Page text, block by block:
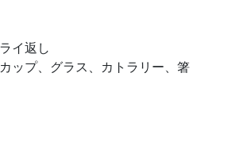
イ返し
ップ、グラス、カトラリー、箸